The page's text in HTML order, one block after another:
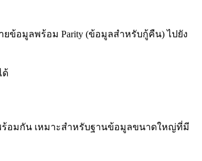
ยข้อมูลพร้อม Parity (ข้อมูลสำหรับกู้คืน) ไปยัง
ด้
ร้อมกัน เหมาะสำหรับฐานข้อมูลขนาดใหญ่ที่มี